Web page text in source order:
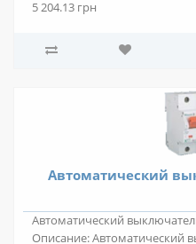
5 204.13 грн
Автоматический
Автоматический
Описание: Автоматический